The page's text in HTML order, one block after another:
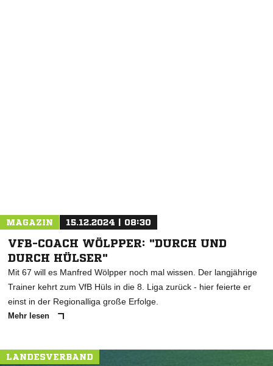
MAGAZIN 15.12.2024 | 08:30
VFB-COACH WÖLPPER: "DURCH UND
DURCH HÜLSER"
Mit 67 will es Manfred Wölpper noch mal wissen. Der langjährige
Trainer kehrt zum VfB Hüls in die 8. Liga zurück - hier feierte er
einst in der Regionalliga große Erfolge.
Mehr lesen
LANDESVERBAND